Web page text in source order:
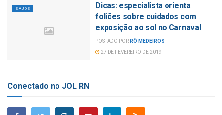
SAÚDE
Dicas: especialista orienta
foliões sobre cuidados com
exposição ao sol no Carnaval
POSTADO POR RÔ MEDEIROS
27 DE FEVEREIRO DE 2019
Conectado no JOL RN